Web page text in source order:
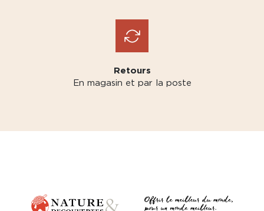
Retours
En magasin et par la poste